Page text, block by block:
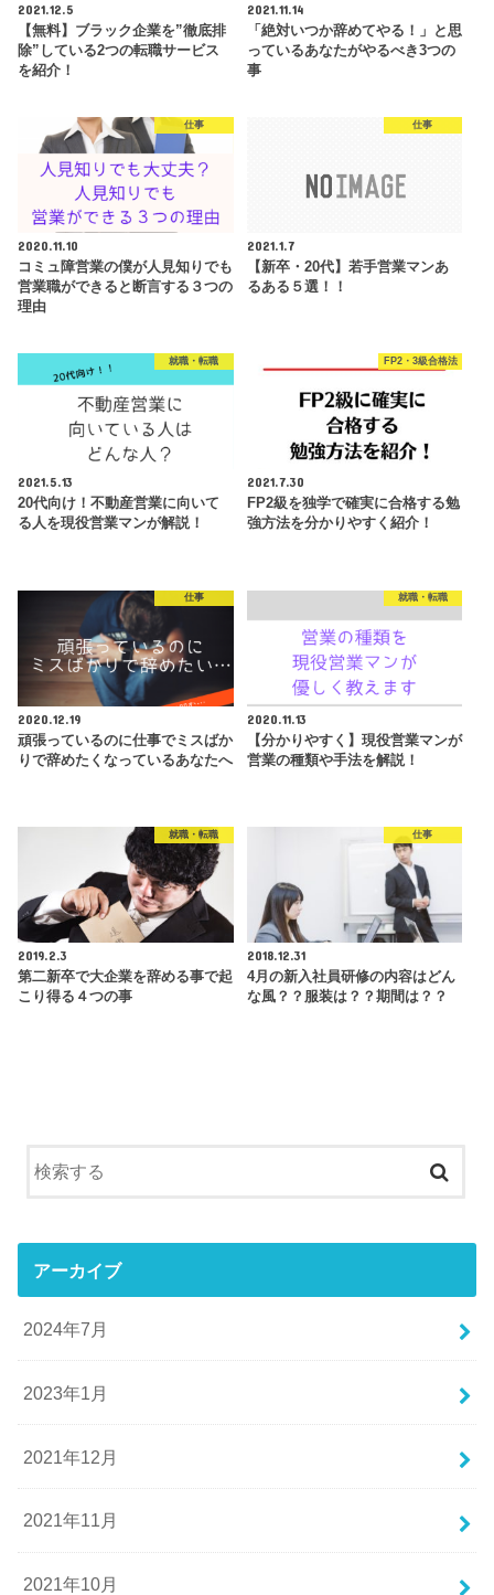
2021.12.5
【無料】ブラック企業を”徹底排
除”している2つの転職サービス
を紹介！
2021.11.14
「絶対いつか辞めてやる！」と思
っているあなたがやるべき3つの
事
仕事
2020.11.10
コミュ障営業の僕が人見知りでも
営業職ができると断言する３つの
理由
仕事
2021.1.7
【新卒・20代】若手営業マンあ
るある５選！！
就職・転職
2021.5.13
20代向け！不動産営業に向いて
る人を現役営業マンが解説！
FP2・3級合格法
2021.7.30
FP2級を独学で確実に合格する勉
強方法を分かりやすく紹介！
仕事
2020.12.19
頑張っているのに仕事でミスばか
りで辞めたくなっているあなたへ
就職・転職
2020.11.13
【分かりやすく】現役営業マンが
営業の種類や手法を解説！
就職・転職
2019.2.3
第二新卒で大企業を辞める事で起
こり得る４つの事
仕事
2018.12.31
4月の新入社員研修の内容はどん
な風？？服装は？？期間は？？
アーカイブ
2024年7月
2023年1月
2021年12月
2021年11月
2021年10月